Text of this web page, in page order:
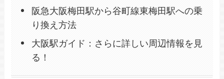
阪急大阪梅田駅から谷町線東梅田駅への乗
り換え方法
大阪駅ガイド：さらに詳しい周辺情報を見
る！